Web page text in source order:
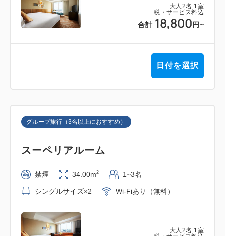
大人 2名 1室
税・サービス料込
合計 18,800 円~
日付を選択
大人 2名 1室
グループ旅行（3名以上におすすめ）
スーペリアルーム
禁煙 34.00m2 1~3名
シングルサイズ×2 Wi-Fiあり（無料）